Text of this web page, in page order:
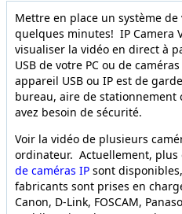
Mettre en place un système
quelques minutes! IP Camera
visualiser la vidéo en direct à
USB de votre PC ou de
appareil USB ou IP est de
bureau, aire de stationnement
avez besoin de sécurité.
Voir la vidéo de plusieurs
ordinateur. Actuellement, plus
de caméras IP sont
fabricants sont prises en
Canon, D-Link, FOSCAM,